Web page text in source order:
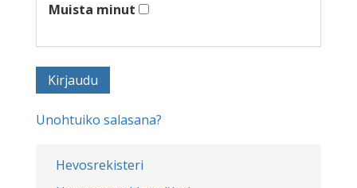
Hevosrekisteri
Muista minut
Unohtuiko salasana?